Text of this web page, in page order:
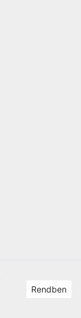
Rendben